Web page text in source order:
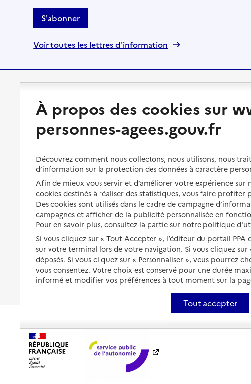
S'abonner
Voir toutes les lettres d'information
Perte d'autonomie : évaluation
et droits
s'équiper
Préserver son autonomie et sa
santé
Organiser à l'avance sa propre
protection
Les mesures de protection
Les obligations de la famille
À qui s’adresser ?
Les politiques du grand âge
Bénéficier de soins à domicile
Aides financières
Partager son logement
Vivre à domicile avec une
maladie ou un handicap
Être hospitalisé
Fin de vie à domicile
Les
À propos des cookies sur
personnes-agees.gouv.fr
Découvrez comment nous collectons, nous utilisons, nous
d’information sur la protection des données à caractère
Afin de mieux vous servir et d’améliorer votre expérience sur
cookies destinés à réaliser des statistiques, vous faire
Des cookies sont utilisés dans le cadre de campagne
campagnes et afficher de la publicité personnalisée en
Pour en savoir plus, consultez la partie sur notre politique
Si vous cliquez sur « Tout Accepter », l’éditeur du portail PPA
sur votre terminal lors de votre navigation. Si vous cliquez sur
déposés. Si vous cliquez sur « Personnaliser », vous pourrez
vous consentez. Votre choix est conservé pour une durée
informé et modifier vos préférences à tout moment sur la
Tout accepter